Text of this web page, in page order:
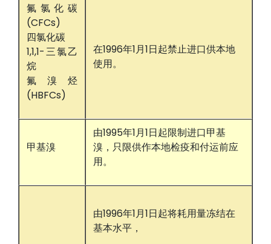
氟氯化碳
(CFCs)
四氯化碳
1,1,1-三氯乙
烷
氟溴烃
(HBFCs)
在1996年1月1日起禁止进口供本地
使用。
甲基溴
由1995年1月1日起限制进口甲基
溴，只限供作本地检疫和付运前应
用。
由1996年1月1日起将耗用量冻结在
基本水平，